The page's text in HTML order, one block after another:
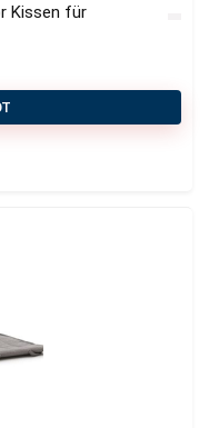
Kissen für